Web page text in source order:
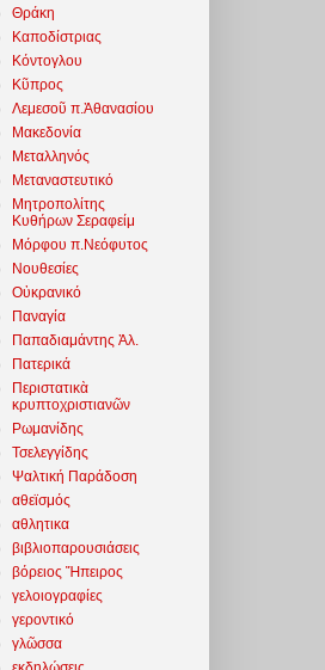
Θράκη
Καποδίστριας
Κόντογλου
Κῦπρος
Λεμεσοῦ π.Ἀθανασίου
Μακεδονία
Μεταλληνός
Μεταναστευτικό
Μητροπολίτης
Κυθήρων Σεραφείμ
Μόρφου π.Νεόφυτος
Νουθεσίες
Οὐκρανικό
Παναγία
Παπαδιαμάντης Ἀλ.
Πατερικά
Περιστατικὰ
κρυπτοχριστιανῶν
Ρωμανίδης
Τσελεγγίδης
Ψαλτική Παράδοση
αθεϊσμός
αθλητικα
βιβλιοπαρουσιάσεις
βόρειος Ἤπειρος
γελοιογραφίες
γεροντικό
γλῶσσα